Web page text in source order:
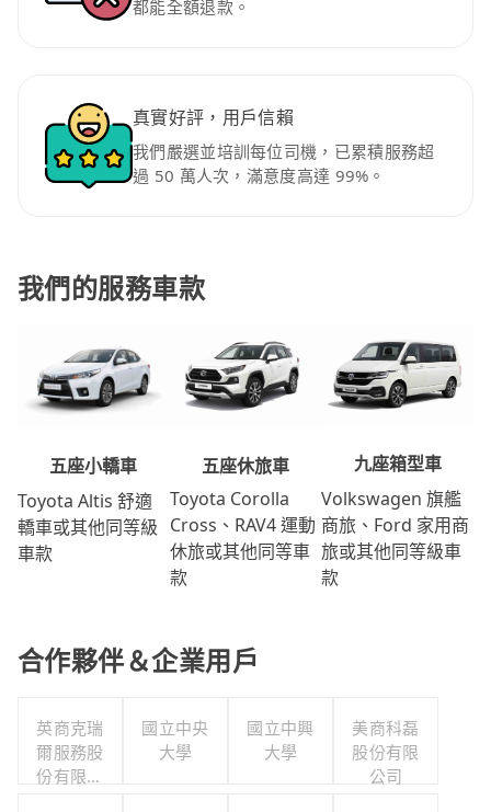
都能全額退款。
真實好評，用戶信賴
我們嚴選並培訓每位司機，已累積服務超
過 50 萬人次，滿意度高達 99%。
我們的服務車款
五座小轎車
Toyota Altis 舒適
轎車或其他同等級
車款
五座休旅車
Toyota Corolla
Cross、RAV4 運動
休旅或其他同等車
款
九座箱型車
Volkswagen 旗艦
商旅、Ford 家用商
旅或其他同等級車
款
合作夥伴＆企業用戶
英商克瑞
爾服務股
份有限公
國立中央
大學
國立中興
大學
美商科磊
股份有限
公司